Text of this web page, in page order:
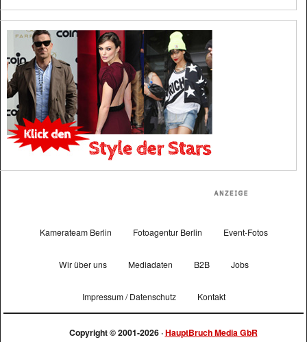
Kamerateam Berlin Fotoagentur Berlin Event-Fotos
Wir über uns Mediadaten B2B Jobs
Impressum / Datenschutz Kontakt
Copyright © 2001-2026 ·HauptBruch Media GbR